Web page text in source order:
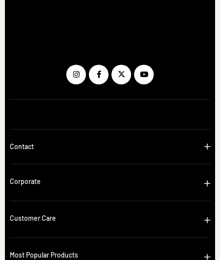
Contact
Corporate
Customer Care
Most Popular Products